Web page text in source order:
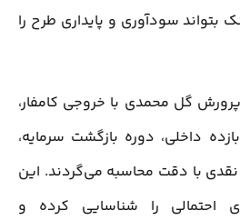
بتواند سودآوری و پایداری طرح را
گل محمدی با خروجی کامفار،
داخلی، دوره بازگشت سرمایه،
با دقت محاسبه می‌گردند. این
احتمالی را شناسایی کرده و